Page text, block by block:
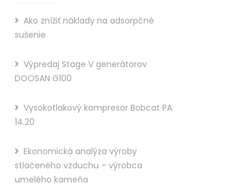
Like
Post?
Share
Ako znížiť náklady na adsorpčné
sušenie
Výpredaj Stage V generátorov
DOOSAN G100
Vysokotlakový kompresor Bobcat PA
14.20
Ekonomická analýza výroby
stlačeného vzduchu – výrobca
umelého kameňa